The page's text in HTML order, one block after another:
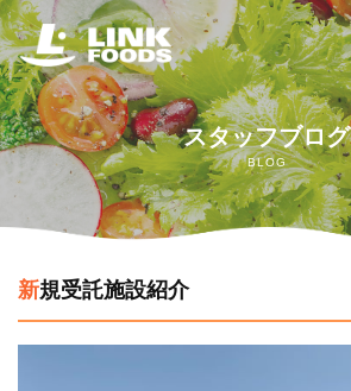
ホーム
リンクフーズの強み
給食委託サービス
配食サービス クックチル
スタッフブログ
BLOG
新規受託施設紹介